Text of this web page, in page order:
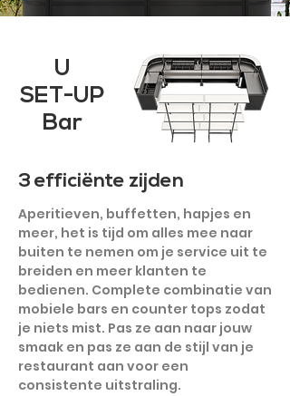
U
SET-UP
Bar
3 efficiënte zijden
Aperitieven, buffetten, hapjes en
meer, het is tijd om alles mee naar
buiten te nemen om je service uit te
breiden en meer klanten te
bedienen. Complete combinatie van
mobiele bars en counter tops zodat
je niets mist. Pas ze aan naar jouw
smaak en pas ze aan de stijl van je
restaurant aan voor een
consistente uitstraling.